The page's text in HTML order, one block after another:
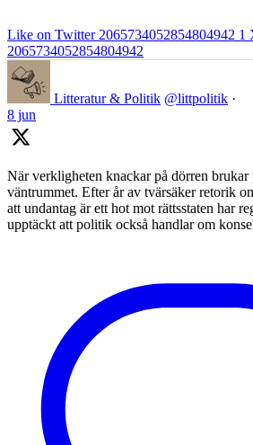
Like on Twitter 2065734052854804942 1
2065734052854804942
Litteratur & Politik @littpolitik ·
8 jun
När verkligheten knackar på dörren
väntrummet. Efter år av tvärsäker retorik
att undantag är ett hot mot rättsstaten har
upptäckt att politik också handlar om